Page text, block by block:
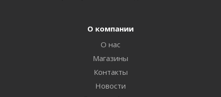
О компании
О нас
Магазины
Контакты
Новости